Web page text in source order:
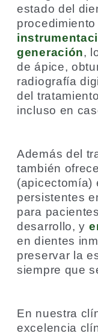
estado del
generación,
de ápice,
radiografía
del
incluso en
Además del
también
(apicectomía)
persistentes
para
desarrollo, y
en dientes
preservar la
siempre que
En nuestra
excelencia